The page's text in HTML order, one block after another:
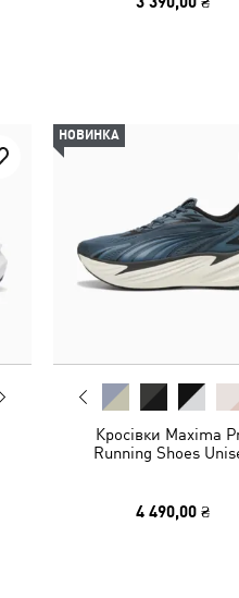
НОВИНКА
Кросівки Maxima
Running Shoes
4 490,00 ₴